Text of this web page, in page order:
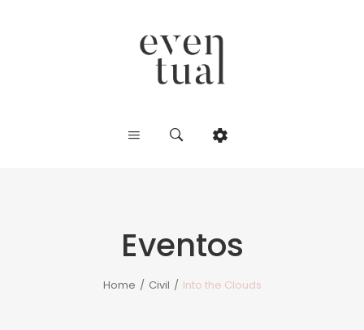
Eventos
Home / Civil / Into the Clouds